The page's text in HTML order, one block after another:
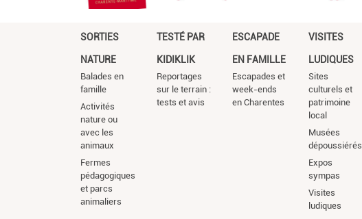
SORTIES
NATURE
Balades en
famille
Activités
nature ou
avec les
animaux
Fermes
pédagogiques
et parcs
animaliers
TESTÉ PAR
KIDIKLIK
Reportages
sur le terrain :
tests et avis
ESCAPADE
EN FAMILLE
Escapades et
week-ends
en Charentes
VISITES
LUDIQUES
Sites
culturels et
patrimoine
local
Musées
dépoussiérés
Expos
sympas
Visites
ludiques